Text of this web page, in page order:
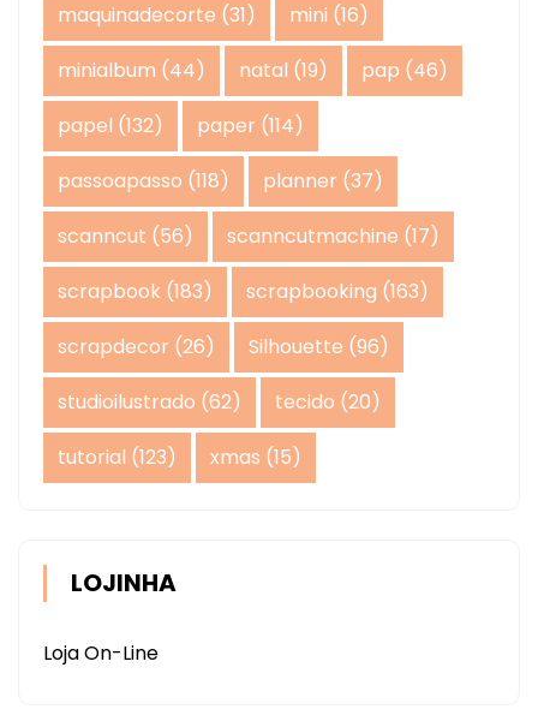
maquinadecorte (31) mini (16)
minialbum (44) natal (19) pap (46)
papel (132) paper (114)
passoapasso (118) planner (37)
scanncut (56) scanncutmachine (17)
scrapbook (183) scrapbooking (163)
scrapdecor (26) Silhouette (96)
studioilustrado (62) tecido (20)
tutorial (123) xmas (15)
LOJINHA
Loja On-Line